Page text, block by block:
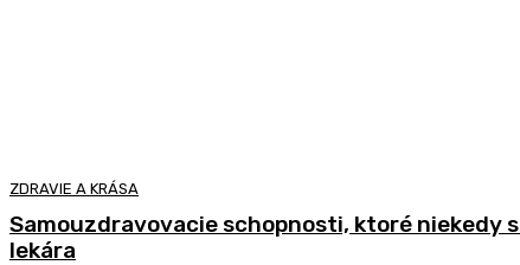
ZDRAVIE A KRÁSA
Samouzdravovacie schopnosti, ktoré niekedy
lekára